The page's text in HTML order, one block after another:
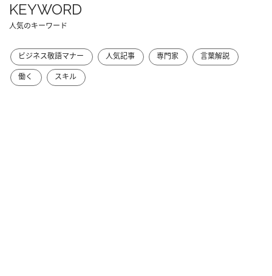
KEYWORD
人気のキーワード
ビジネス敬語マナー 人気記事 専門家
言葉解説
働く
スキル